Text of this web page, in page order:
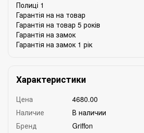
Полиці 1
Гарантія на на товар
Гарантія на товар 5 років
Гарантія на замок
Гарантія на замок 1 рік
Характеристики
Цена
4680.00
Наличие
В наличии
Бренд
Griffon